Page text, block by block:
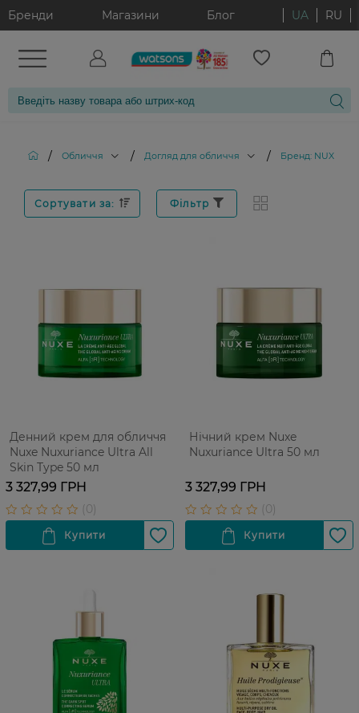
Бренди Магазини Блог UA RU
/ Обличчя / Догляд для обличчя / Бренд: NUXE
Сортувати за: Фільтр
Денний крем для обличчя
Nuxe Nuxuriance Ultra All
Skin Type 50 мл
3 327,99 ГРН
Нічний крем Nuxe
Nuxuriance Ultra 50 мл
3 327,99 ГРН